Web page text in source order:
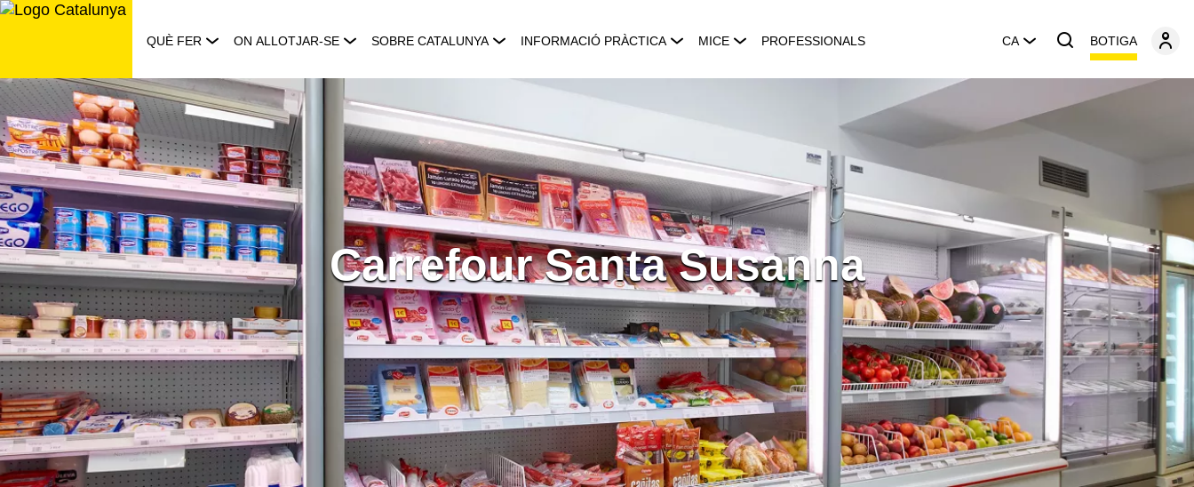
Saltar
QUÈ FER ON ALLOTJAR-SE SOBRE CATALUNYA INFORMACIÓ PRÀCTICA MICE PROFESSIONALS CA BOTIGA
Carrefour Santa Susanna